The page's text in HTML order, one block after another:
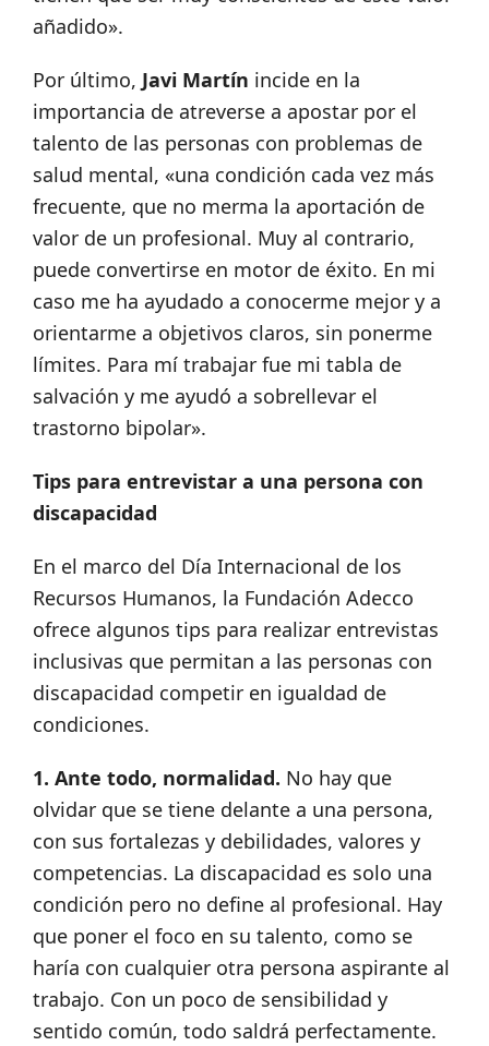
añadido».
Por último, Javi Martín incide en la
importancia de atreverse a apostar por el
talento de las personas con problemas de
salud mental, «una condición cada vez más
frecuente, que no merma la aportación de
valor de un profesional. Muy al contrario,
puede convertirse en motor de éxito. En mi
caso me ha ayudado a conocerme mejor y a
orientarme a objetivos claros, sin ponerme
límites. Para mí trabajar fue mi tabla de
salvación y me ayudó a sobrellevar el
trastorno bipolar».
Tips para entrevistar a una persona con
discapacidad
En el marco del Día Internacional de los
Recursos Humanos, la Fundación Adecco
ofrece algunos tips para realizar entrevistas
inclusivas que permitan a las personas con
discapacidad competir en igualdad de
condiciones.
1. Ante todo, normalidad. No hay que
olvidar que se tiene delante a una persona,
con sus fortalezas y debilidades, valores y
competencias. La discapacidad es solo una
condición pero no define al profesional. Hay
que poner el foco en su talento, como se
haría con cualquier otra persona aspirante al
trabajo. Con un poco de sensibilidad y
sentido común, todo saldrá perfectamente.